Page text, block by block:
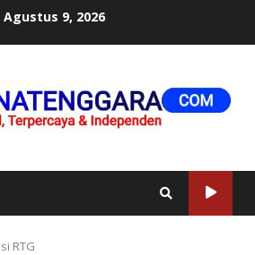
Agustus 9, 2026
RTG